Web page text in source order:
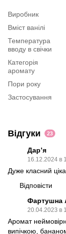
Виробник
Вміст ванілі
Температура
вводу в свічки
Категорія
аромату
Пори року
Застосування
Відгуки 23
Дарʼя
16.12.2024 в
Дуже класний
Відповісти
Фартушна
20.04.2023 в
Аромат
випічкою,